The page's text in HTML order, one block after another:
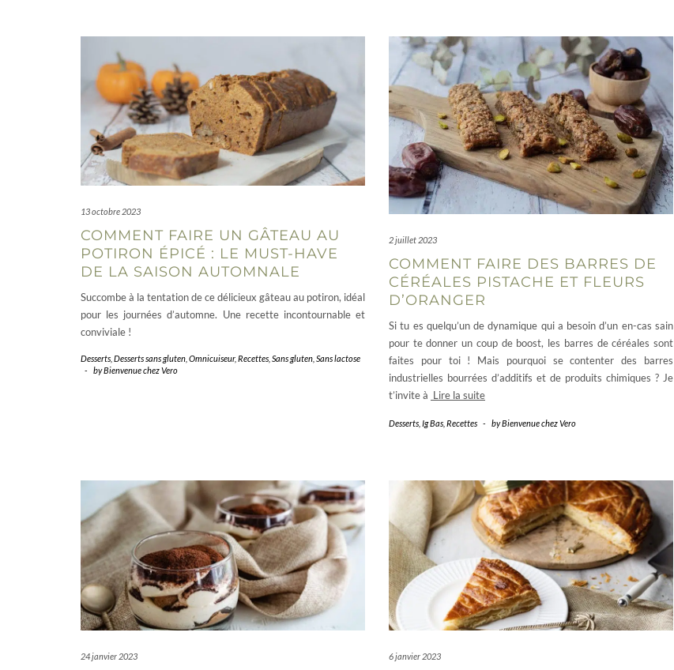
13 octobre 2023
COMMENT FAIRE UN GÂTEAU AU
POTIRON ÉPICÉ : LE MUST-HAVE
DE LA SAISON AUTOMNALE
Succombe à la tentation de ce délicieux gâteau au potiron, idéal
pour les journées d’automne. Une recette incontournable et
conviviale !
Desserts Desserts sans gluten Omnicuiseur, Recettes Sans gluten Sans lactose
-
byBienvenue chez Vero
2 juillet 2023
COMMENT FAIRE DES BARRES DE
CÉRÉALES PISTACHE ET FLEURS
D’ORANGER
Si tu es quelqu’un de dynamique qui a besoin d’un en-cas sain
pour te donner un coup de boost, les barres de céréales sont
faites pour toi ! Mais pourquoi se contenter des barres
industrielles bourrées d’additifs et de produits chimiques ? Je
t’invite à Lire la suite
Desserts Ig Bas Recettes - byBienvenue chez Vero
24 janvier 2023 6 janvier 2023